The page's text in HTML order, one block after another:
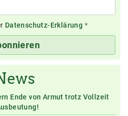
Datenschutz-Erklärung *
Ende von Armut trotz Vollzeit